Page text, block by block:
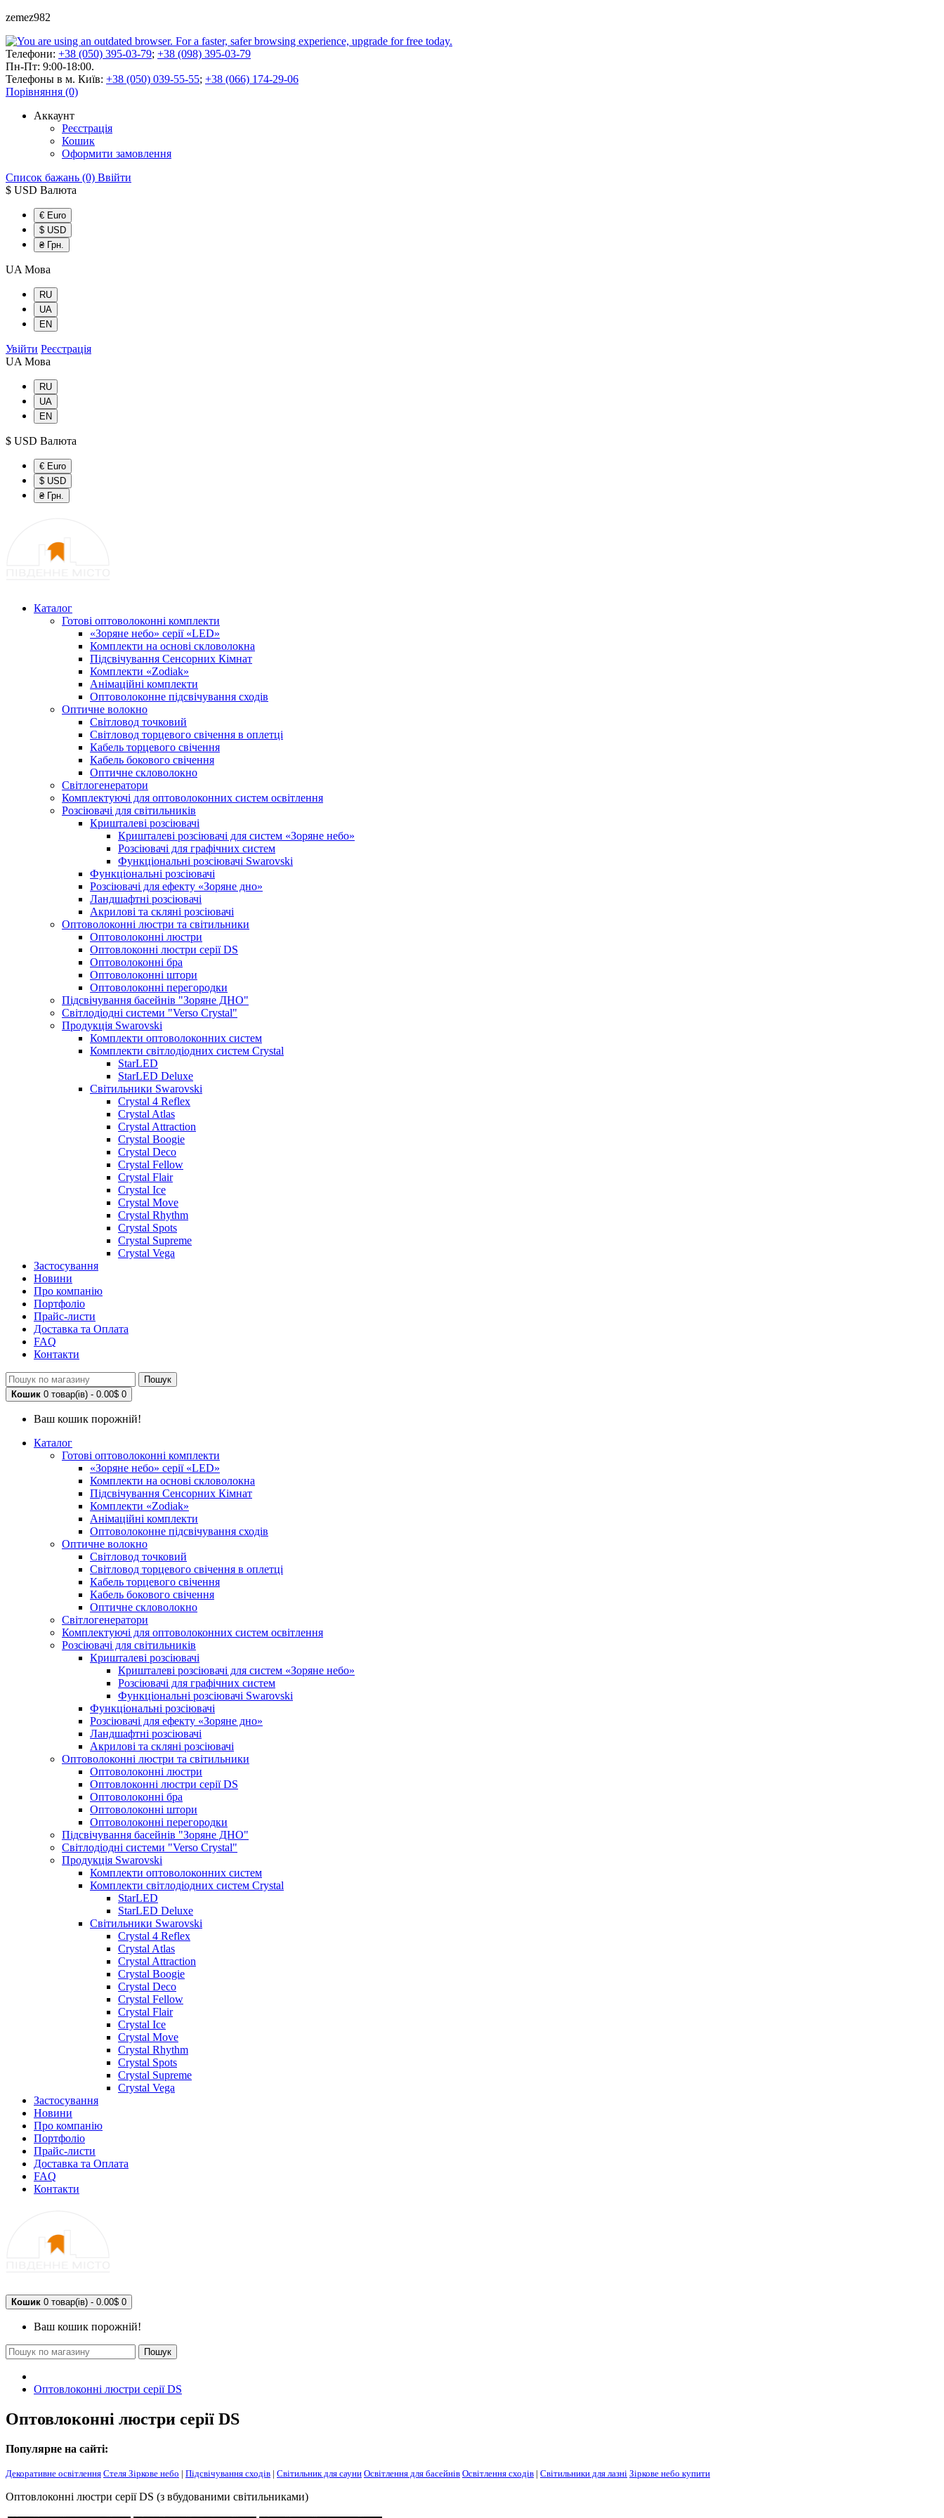
zemez982
Телефони: +38 (050) 395-03-79; +38 (098) 395-03-79
Пн-Пт: 9:00-18:00.
Телефоны в м. Київ: +38 (050) 039-55-55; +38 (066) 174-29-06
Порівняння (0)
Аккаунт
Реєстрація
Кошик
Оформити замовлення
Список бажань (0) Ввійти
$ USD Валюта
€ Euro
$ USD
₴ Грн.
UA Мова
RU
UA
EN
Увійти Реєстрація
UA Мова
RU
UA
EN
$ USD Валюта
€ Euro
$ USD
₴ Грн.
Каталог
Готові оптоволоконні комплекти
«Зоряне небо» серії «LED»
Комплекти на основі скловолокна
Підсвічування Сенсорних Кімнат
Комплекти «Zodiak»
Анімаційні комплекти
Оптоволоконне підсвічування сходів
Оптичне волокно
Світловод точковий
Світловод торцевого свічення в оплетці
Кабель торцевого свічення
Кабель бокового свічення
Оптичне скловолокно
Світлогенератори
Комплектуючі для оптоволоконних систем освітлення
Розсіювачі для світильників
Кришталеві розсіювачі
Кришталеві розсіювачі для систем «Зоряне небо»
Розсіювачі для графічних систем
Функціональні розсіювачі Swarovski
Функціональні розсіювачі
Розсіювачі для ефекту «Зоряне дно»
Ландшафтні розсіювачі
Акрилові та скляні розсіювачі
Оптоволоконні люстри та світильники
Оптоволоконні люстри
Оптовлоконні люстри серії DS
Оптоволоконні бра
Оптоволоконні штори
Оптоволоконні перегородки
Підсвічування басейнів "Зоряне ДНО"
Світлодіодні системи "Verso Crystal"
Продукція Swarovski
Комплекти оптоволоконних систем
Комплекти світлодіодних систем Crystal
StarLED
StarLED Deluxe
Світильники Swarovski
Crystal 4 Reflex
Crystal Atlas
Crystal Attraction
Crystal Boogie
Crystal Deco
Crystal Fellow
Crystal Flair
Crystal Ice
Crystal Move
Crystal Rhythm
Crystal Spots
Crystal Supreme
Crystal Vega
Застосування
Новини
Про компанію
Портфоліо
Прайс-листи
Доставка та Оплата
FAQ
Контакти
Пошук
Кошик 0 товар(ів) - 0.00$ 0
Ваш кошик порожній!
Каталог
Готові оптоволоконні комплекти
«Зоряне небо» серії «LED»
Комплекти на основі скловолокна
Підсвічування Сенсорних Кімнат
Комплекти «Zodiak»
Анімаційні комплекти
Оптоволоконне підсвічування сходів
Оптичне волокно
Світловод точковий
Світловод торцевого свічення в оплетці
Кабель торцевого свічення
Кабель бокового свічення
Оптичне скловолокно
Світлогенератори
Комплектуючі для оптоволоконних систем освітлення
Розсіювачі для світильників
Кришталеві розсіювачі
Кришталеві розсіювачі для систем «Зоряне небо»
Розсіювачі для графічних систем
Функціональні розсіювачі Swarovski
Функціональні розсіювачі
Розсіювачі для ефекту «Зоряне дно»
Ландшафтні розсіювачі
Акрилові та скляні розсіювачі
Оптоволоконні люстри та світильники
Оптоволоконні люстри
Оптовлоконні люстри серії DS
Оптоволоконні бра
Оптоволоконні штори
Оптоволоконні перегородки
Підсвічування басейнів "Зоряне ДНО"
Світлодіодні системи "Verso Crystal"
Продукція Swarovski
Комплекти оптоволоконних систем
Комплекти світлодіодних систем Crystal
StarLED
StarLED Deluxe
Світильники Swarovski
Crystal 4 Reflex
Crystal Atlas
Crystal Attraction
Crystal Boogie
Crystal Deco
Crystal Fellow
Crystal Flair
Crystal Ice
Crystal Move
Crystal Rhythm
Crystal Spots
Crystal Supreme
Crystal Vega
Застосування
Новини
Про компанію
Портфоліо
Прайс-листи
Доставка та Оплата
FAQ
Контакти
Кошик 0 товар(ів) - 0.00$ 0
Ваш кошик порожній!
Пошук
Оптовлоконні люстри серії DS
Оптовлоконні люстри серії DS
Популярне на сайті:
Декоративне освітлення Стеля Зіркове небо | Підсвічування сходів | Світильник для сауни Освітлення для басейнів Освітлення сходів | Світильники для лазні Зіркове небо купити
Оптовлоконні люстри серії DS (з вбудованими світильниками)